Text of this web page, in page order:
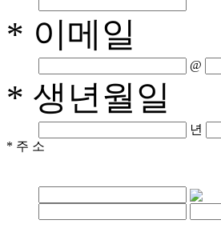
* 이메일
@
* 생년월일
년
* 주 소